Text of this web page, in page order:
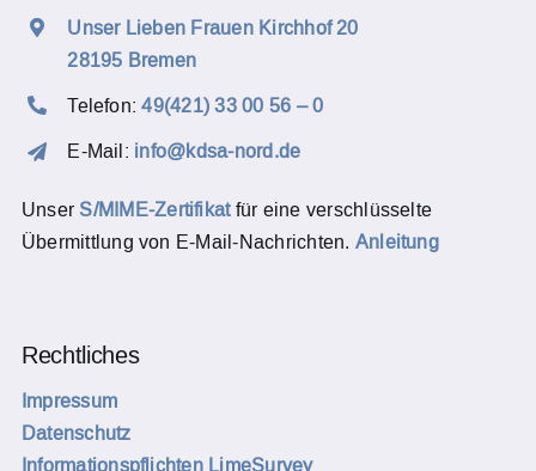
Unser Lieben Frauen Kirchhof 20
28195 Bremen
Telefon:49(421) 33 00 56 – 0
E-Mail: info@kdsa-nord.de
Unser S/MIME-Zertifikatfür eine verschlüsselte
Übermittlung von E-Mail-Nachrichten. Anleitung
Rechtliches
Impressum
Datenschutz
Informationspflichten LimeSurvey